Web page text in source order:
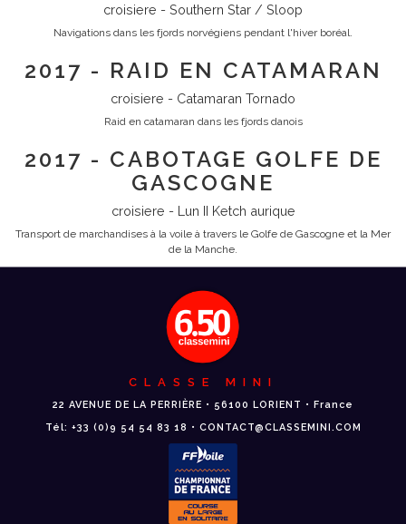
croisiere - Southern Star / Sloop
Navigations dans les fjords norvégiens pendant l'hiver boréal.
2017 - RAID EN CATAMARAN
croisiere - Catamaran Tornado
Raid en catamaran dans les fjords danois
2017 - CABOTAGE GOLFE DE
GASCOGNE
croisiere - Lun II Ketch aurique
Transport de marchandises à la voile à travers le Golfe de Gascogne et la Mer
de la Manche.
CLASSE MINI
22 AVENUE DE LA PERRIÈRE • 56100 LORIENT • France
Tél: +33 (0)9 54 54 83 18 • CONTACT@CLASSEMINI.COM